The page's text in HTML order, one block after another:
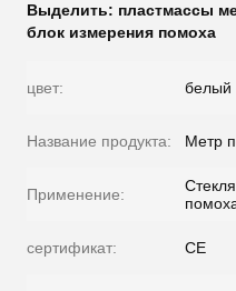
Выделить: пластмассы
блок измерения помоха
цвет: белый
Название продукта: Метр
Применение:
сертификат: CE